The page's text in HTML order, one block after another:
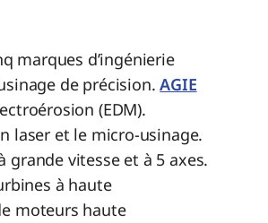
marques d’ingénierie
de précision.AGIE
(EDM).
laser et le micro-usinage.
grande vitesse et à 5 axes.
à haute
moteurs haute